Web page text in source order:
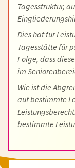
Tagesstruktur,
Dies hat für
Tagesstätte für
Folge, dass
im
Wie ist die
auf bestimmte
bestimmte